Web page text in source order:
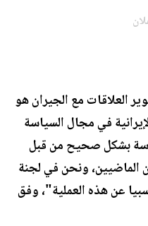
العلاقات مع الجيران هو
في مجال السياسة
بشكل صحيح من قبل
الماضيين، ونحن في لجنة
عن هذه العملية"، وفق